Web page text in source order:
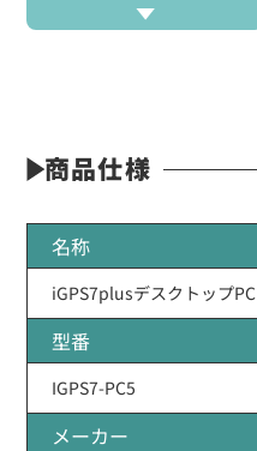
商品仕様
名称
iGPS7plusデスクトップPC
型番
IGPS7-PC5
メーカー